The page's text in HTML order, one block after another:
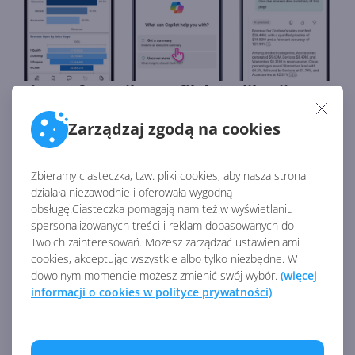
Zarządzaj zgodą na cookies
Zbieramy ciasteczka, tzw. pliki cookies, aby nasza strona
działała niezawodnie i oferowała wygodną
obsługę.Ciasteczka pomagają nam też w wyświetlaniu
spersonalizowanych treści i reklam dopasowanych do
Twoich zainteresowań. Możesz zarządzać ustawieniami
cookies, akceptując wszystkie albo tylko niezbędne. W
dowolnym momencie możesz zmienić swój wybór. (więcej
informacji o cookies w polityce prywatności)
Microsoft Copilot trafił do aplikacji
Power BI Mobile
Autor: Krzysztof SulikowskiOpublikowano:12.11.2024, 15:30
Liczba odsłon:
Microsoft Copilot dostarcza podsumowania i wglądy, na
podstawie których możesz podejmować przemyślane
decyzje.